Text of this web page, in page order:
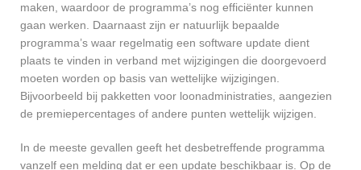
maken, waardoor de programma’s nog efficiënter kunnen
gaan werken. Daarnaast zijn er natuurlijk bepaalde
programma’s waar regelmatig een software update dient
plaats te vinden in verband met wijzigingen die doorgevoerd
moeten worden op basis van wettelijke wijzigingen.
Bijvoorbeeld bij pakketten voor loonadministraties, aangezien
de premiepercentages of andere punten wettelijk wijzigen.
In de meeste gevallen geeft het desbetreffende programma
vanzelf een melding dat er een update beschikbaar is. Op de